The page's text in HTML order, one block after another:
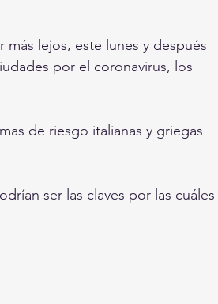
lejos, este lunes y después
por el coronavirus, los
de riesgo italianas y griegas
ser las claves por las cuáles